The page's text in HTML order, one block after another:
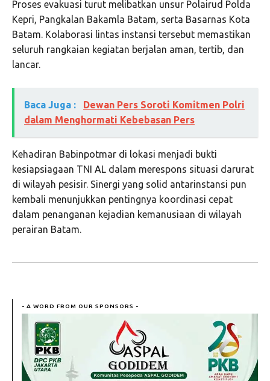
Proses evakuasi turut melibatkan unsur Polairud Polda
Kepri, Pangkalan Bakamla Batam, serta Basarnas Kota
Batam. Kolaborasi lintas instansi tersebut memastikan
seluruh rangkaian kegiatan berjalan aman, tertib, dan
lancar.
Baca Juga :
Dewan Pers Soroti Komitmen Polri
dalam Menghormati Kebebasan Pers
Kehadiran Babinpotmar di lokasi menjadi bukti
kesiapsiagaan TNI AL dalam merespons situasi darurat
di wilayah pesisir. Sinergi yang solid antarinstansi pun
kembali menunjukkan pentingnya koordinasi cepat
dalam penanganan kejadian kemanusiaan di wilayah
perairan Batam.
- A WORD FROM OUR SPONSORS -